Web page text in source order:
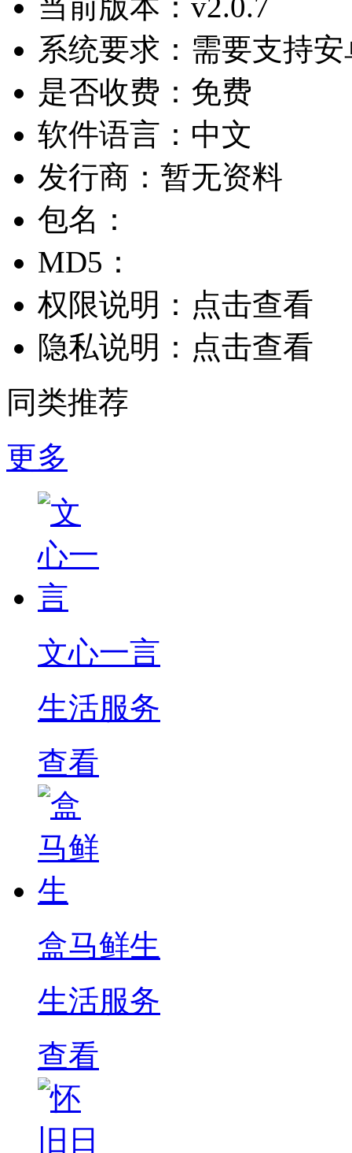
系统要求： 需要支持
是否收费： 免费
软件语言： 中文
发行商： 暂无资料
包名：
MD5：
权限说明： 点击查看
隐私说明： 点击查看
同类推荐
更多
文心一言
生活服务
查看
盒马鲜生
生活服务
查看